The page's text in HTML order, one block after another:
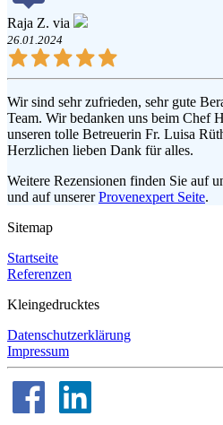
Raja Z. via
26.01.2024
Wir sind sehr zufrieden, sehr gute
Team. Wir bedanken uns beim Chef
unseren tolle Betreuerin Fr. Luisa
Herzlichen lieben Dank für alles.
Weitere Rezensionen finden Sie auf
und auf unsererProvenexpert Seite.
Sitemap
Startseite
Referenzen
Kleingedrucktes
Datenschutzerklärung
Impressum